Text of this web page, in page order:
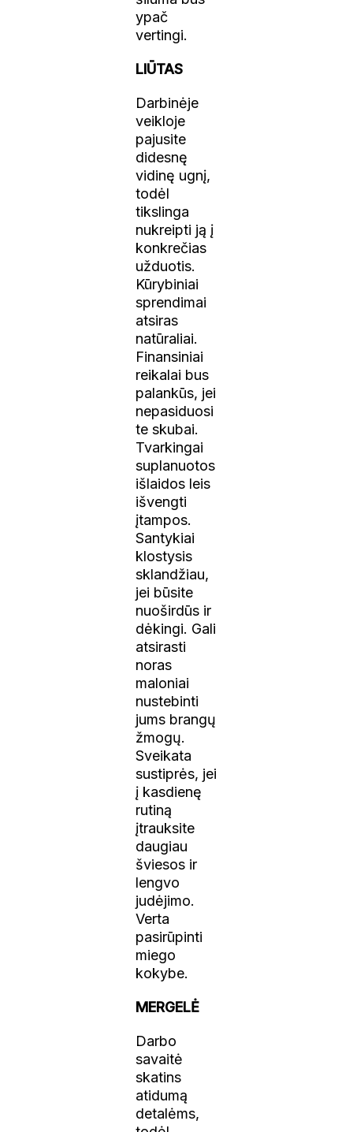
ypač
vertingi.
LIŪTAS
Darbinėje
veikloje
pajusite
didesnę
vidinę ugnį,
todėl
tikslinga
nukreipti ją į
konkrečias
užduotis.
Kūrybiniai
sprendimai
atsiras
natūraliai.
Finansiniai
reikalai bus
palankūs, jei
nepasiduosi
te skubai.
Tvarkingai
suplanuotos
išlaidos leis
išvengti
įtampos.
Santykiai
klostysis
sklandžiau,
jei būsite
nuoširdūs ir
dėkingi. Gali
atsirasti
noras
maloniai
nustebinti
jums brangų
žmogų.
Sveikata
sustiprės, jei
į kasdienę
rutiną
įtrauksite
daugiau
šviesos ir
lengvo
judėjimo.
Verta
pasirūpinti
miego
kokybe.
MERGELĖ
Darbo
savaitė
skatins
atidumą
detalėms,